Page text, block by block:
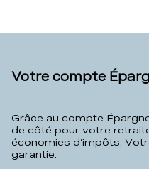
Votre compte
Grâce au compte
de côté pour votre
économies d’impôts.
garantie.